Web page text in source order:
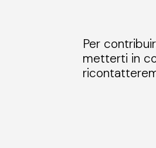
Per
metterti in